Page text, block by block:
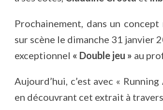
Prochainement, dans un
sur scène le dimanche 31 janvier
exceptionnel « Double jeu » au
Aujourd’hui, c’est avec «
en découvrant cet extrait à